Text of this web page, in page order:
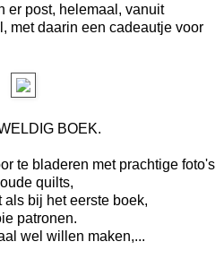
er post, helemaal, vanuit
met daarin een cadeautje voor
BOEK.
te bladeren met prachtige foto's
quilts,
als bij het eerste boek,
patronen.
wel willen maken,...